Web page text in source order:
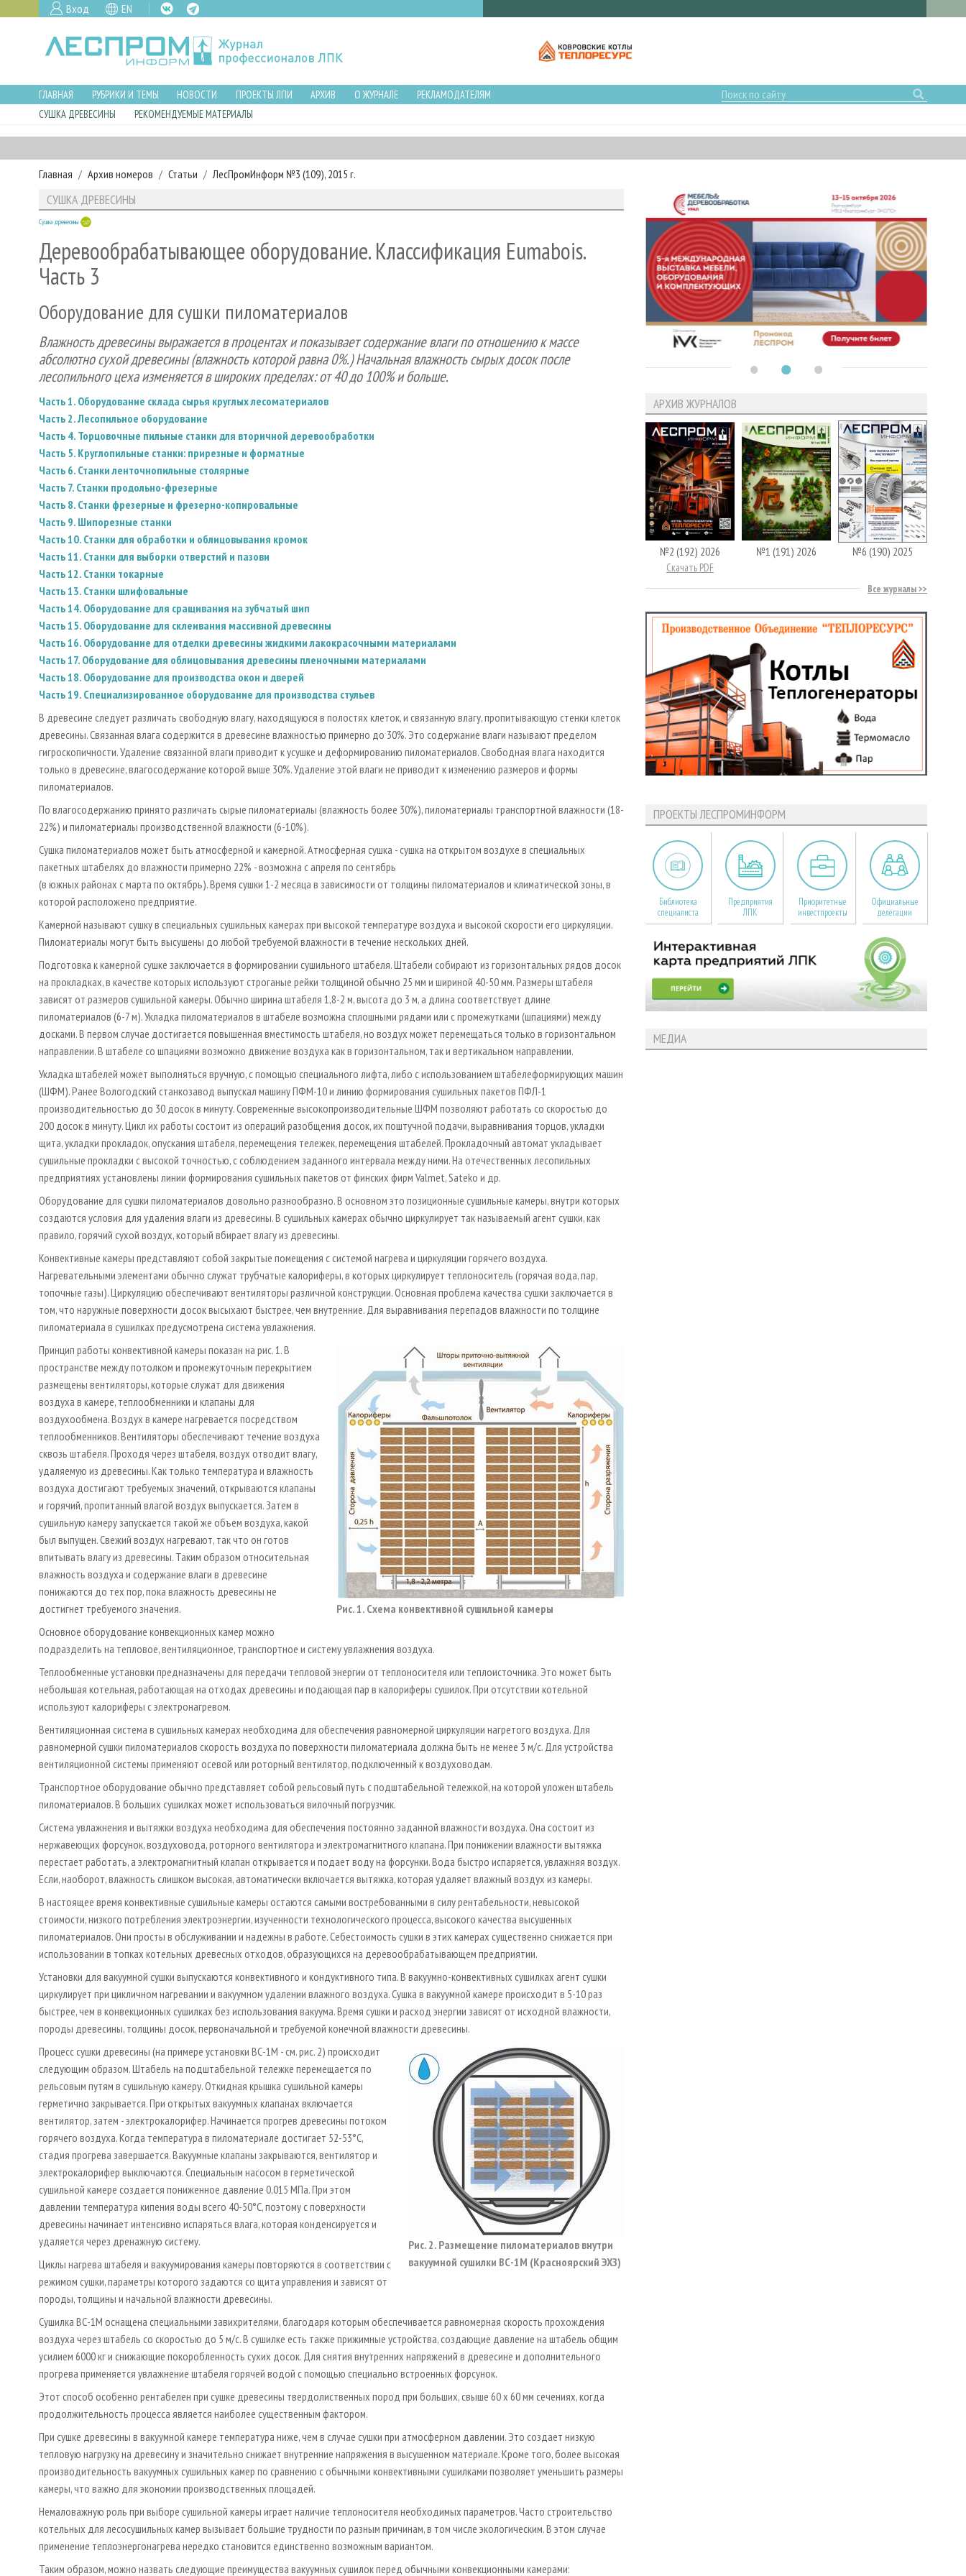
Вход EN
ГЛАВНАЯ РУБРИКИ И ТЕМЫ НОВОСТИ ПРОЕКТЫ ЛПИ АРХИВ О ЖУРНАЛЕ
РЕКЛАМОДАТЕЛЯМ
СУШКА ДРЕВЕСИНЫ
РЕКОМЕНДУЕМЫЕ МАТЕРИАЛЫ
Главная Архив номеров Статьи ЛесПромИнформ №3 (109), 2015 г.
СУШКА ДРЕВЕСИНЫ
Сушка древесины
Деревообрабатывающее оборудование. Классификация Eumabois.
Часть 3
Оборудование для сушки пиломатериалов
Влажность древесины выражается в процентах и показывает содержание влаги по отношению к массе
абсолютно сухой древесины (влажность которой равна 0%.) Начальная влажность сырых досок после
лесопильного цеха изменяется в широких пределах: от 40 до 100% и больше.
Часть 1. Оборудование склада сырья круглых лесоматериалов
Часть 2. Лесопильное оборудование
Часть 4. Торцовочные пильные станки для вторичной деревообработки
Часть 5. Круглопильные станки: прирезные и форматные
Часть 6. Станки ленточнопильные столярные
Часть 7. Станки продольно-фрезерные
Часть 8. Станки фрезерные и фрезерно-копировальные
Часть 9. Шипорезные станки
Часть 10. Станки для обработки и облицовывания кромок
Часть 11. Станки для выборки отверстий и пазови
Часть 12. Станки токарные
Часть 13. Станки шлифовальные
Часть 14. Оборудование для сращивания на зубчатый шип
Часть 15. Оборудование для склеивания массивной древесины
Часть 16. Оборудование для отделки древесины жидкими лакокрасочными материалами
Часть 17. Оборудование для облицовывания древесины пленочными материалами
Часть 18. Оборудование для производства окон и дверей
Часть 19. Специализированное оборудование для производства стульев
В древесине следует различать свободную влагу, находящуюся в полостях клеток, и связанную влагу, пропитывающую стенки клеток
древесины. Связанная влага содержится в древесине влажностью примерно до 30%. Это содержание влаги называют пределом
гигроскопичности. Удаление связанной влаги приводит к усушке и деформированию пиломатериалов. Свободная влага находится
только в древесине, влагосодержание которой выше 30%. Удаление этой влаги не приводит к изменению размеров и формы
пиломатериалов.
По влагосодержанию принято различать сырые пиломатериалы (влажность более 30%), пиломатериалы транспортной влажности (18-
22%) и пиломатериалы производственной влажности (6-10%).
Сушка пиломатериалов может быть атмосферной и камерной. Атмосферная сушка - сушка на открытом воздухе в специальных
пакетных штабелях до влажности примерно 22% - возможна с апреля по сентябрь
(в южных районах с марта по октябрь). Время сушки 1-2 месяца в зависимости от толщины пиломатериалов и климатической зоны, в
которой расположено предприятие.
Камерной называют сушку в специальных сушильных камерах при высокой температуре воздуха и высокой скорости его циркуляции.
Пиломатериалы могут быть высушены до любой требуемой влажности в течение нескольких дней.
Подготовка к камерной сушке заключается в формировании сушильного штабеля. Штабели собирают из горизонтальных рядов досок
на прокладках, в качестве которых используют строганые рейки толщиной обычно 25 мм и шириной 40-50 мм. Размеры штабеля
зависят от размеров сушильной камеры. Обычно ширина штабеля 1,8-2 м, высота до 3 м, а длина соответствует длине
пиломатериалов (6-7 м). Укладка пиломатериалов в штабеле возможна сплошными рядами или с промежутками (шпациями) между
досками. В первом случае достигается повышенная вместимость штабеля, но воздух может перемещаться только в горизонтальном
направлении. В штабеле со шпациями возможно движение воздуха как в горизонтальном, так и вертикальном направлении.
Укладка штабелей может выполняться вручную, с помощью специального лифта, либо с использованием штабелеформирующих машин
(ШФМ). Ранее Вологодский станкозавод выпускал машину ПФМ-10 и линию формирования сушильных пакетов ПФЛ-1
производительностью до 30 досок в минуту. Современные высокопроизводительные ШФМ позволяют работать со скоростью до
200 досок в минуту. Цикл их работы состоит из операций разобщения досок, их поштучной подачи, выравнивания торцов, укладки
щита, укладки прокладок, опускания штабеля, перемещения тележек, перемещения штабелей. Прокладочный автомат укладывает
сушильные прокладки с высокой точностью, с соблюдением заданного интервала между ними. На отечественных лесопильных
предприятиях установлены линии формирования сушильных пакетов от финских фирм Valmet, Sateko и др.
Оборудование для сушки пиломатериалов довольно разнообразно. В основном это позиционные сушильные камеры, внутри которых
создаются условия для удаления влаги из древесины. В сушильных камерах обычно циркулирует так называемый агент сушки, как
правило, горячий сухой воздух, который вбирает влагу из древесины.
Конвективные камеры представляют собой закрытые помещения с системой нагрева и циркуляции горячего воздуха.
Нагревательными элементами обычно служат трубчатые калориферы, в которых циркулирует теплоноситель (горячая вода, пар,
топочные газы). Циркуляцию обеспечивают вентиляторы различной конструкции. Основная проблема качества сушки заключается в
том, что наружные поверхности досок высыхают быстрее, чем внутренние. Для выравнивания перепадов влажности по толщине
пиломатериала в сушилках предусмотрена система увлажнения.
Рис. 1. Схема конвективной сушильной камеры
Принцип работы конвективной камеры показан на рис. 1. В
пространстве между потолком и промежуточным перекрытием
размещены вентиляторы, которые служат для движения
воздуха в камере, теплообменники и клапаны для
воздухообмена. Воздух в камере нагревается посредством
теплообменников. Вентиляторы обеспечивают течение воздуха
сквозь штабеля. Проходя через штабеля, воздух отводит влагу,
удаляемую из древесины. Как только температура и влажность
воздуха достигают требуемых значений, открываются клапаны
и горячий, пропитанный влагой воздух выпускается. Затем в
сушильную камеру запускается такой же объем воздуха, какой
был выпущен. Свежий воздух нагревают, так что он готов
впитывать влагу из древесины. Таким образом относительная
влажность воздуха и содержание влаги в древесине
понижаются до тех пор, пока влажность древесины не
достигнет требуемого значения.
Основное оборудование конвекционных камер можно
подразделить на тепловое, вентиляционное, транспортное и систему увлажнения воздуха.
Теплообменные установки предназначены для передачи тепловой энергии от теплоносителя или теплоисточника. Это может быть
небольшая котельная, работающая на отходах древесины и подающая пар в калориферы сушилок. При отсутствии котельной
используют калориферы с электронагревом.
Вентиляционная система в сушильных камерах необходима для обеспечения равномерной циркуляции нагретого воздуха. Для
равномерной сушки пиломатериалов скорость воздуха по поверхности пиломатериала должна быть не менее 3 м/с. Для устройства
вентиляционной системы применяют осевой или роторный вентилятор, подключенный к воздуховодам.
Транспортное оборудование обычно представляет собой рельсовый путь с подштабельной тележкой, на которой уложен штабель
пиломатериалов. В больших сушилках может использоваться вилочный погрузчик.
Система увлажнения и вытяжки воздуха необходима для обеспечения постоянно заданной влажности воздуха. Она состоит из
нержавеющих форсунок, воздуховода, роторного вентилятора и электромагнитного клапана. При понижении влажности вытяжка
перестает работать, а электромагнитный клапан открывается и подает воду на форсунки. Вода быстро испаряется, увлажняя воздух.
Если, наоборот, влажность слишком высокая, автоматически включается вытяжка, которая удаляет влажный воздух из камеры.
В настоящее время конвективные сушильные камеры остаются самыми востребованными в силу рентабельности, невысокой
стоимости, низкого потребления электроэнергии, изученности технологического процесса, высокого качества высушенных
пиломатериалов. Они просты в обслуживании и надежны в работе. Себестоимость сушки в этих камерах существенно снижается при
использовании в топках котельных древесных отходов, образующихся на деревообрабатывающем предприятии.
Установки для вакуумной сушки выпускаются конвективного и кондуктивного типа. В вакуумно-конвективных сушилках агент сушки
циркулирует при цикличном нагревании и вакуумном удалении влажного воздуха. Сушка в вакуумной камере происходит в 5-10 раз
быстрее, чем в конвекционных сушилках без использования вакуума. Время сушки и расход энергии зависят от исходной влажности,
породы древесины, толщины досок, первоначальной и требуемой конечной влажности древесины.
Рис. 2. Размещение пиломатериалов внутри
вакуумной сушилки ВС-1М (Красноярский ЭХЗ)
Процесс сушки древесины (на примере установки ВС-1М - см. рис. 2) происходит
следующим образом. Штабель на подштабельной тележке перемещается по
рельсовым путям в сушильную камеру. Откидная крышка сушильной камеры
герметично закрывается. При открытых вакуумных клапанах включается
вентилятор, затем - электрокалорифер. Начинается прогрев древесины потоком
горячего воздуха. Когда температура в пиломатериале достигает 52-53°С,
стадия прогрева завершается. Вакуумные клапаны закрываются, вентилятор и
электрокалорифер выключаются. Специальным насосом в герметической
сушильной камере создается пониженное давление 0,015 МПа. При этом
давлении температура кипения воды всего 40-50°С, поэтому с поверхности
древесины начинает интенсивно испаряться влага, которая конденсируется и
удаляется через дренажную систему.
Циклы нагрева штабеля и вакуумирования камеры повторяются в соответствии с
режимом сушки, параметры которого задаются со щита управления и зависят от
породы, толщины и начальной влажности древесины.
Сушилка ВС-1М оснащена специальными завихрителями, благодаря которым обеспечивается равномерная скорость прохождения
воздуха через штабель со скоростью до 5 м/с. В сушилке есть также прижимные устройства, создающие давление на штабель общим
усилием 6000 кг и снижающие покоробленность сухих досок. Для снятия внутренних напряжений в древесине и дополнительного
прогрева применяется увлажнение штабеля горячей водой с помощью специально встроенных форсунок.
Этот способ особенно рентабелен при сушке древесины твердолиственных пород при больших, свыше 60 х 60 мм сечениях, когда
продолжительность процесса является наиболее существенным фактором.
При сушке древесины в вакуумной камере температура ниже, чем в случае сушки при атмосферном давлении. Это создает низкую
тепловую нагрузку на древесину и значительно снижает внутренние напряжения в высушенном материале. Кроме того, более высокая
производительность вакуумных сушильных камер по сравнению с обычными конвективными сушилками позволяет уменьшить размеры
камеры, что важно для экономии производственных площадей.
Немаловажную роль при выборе сушильной камеры играет наличие теплоносителя необходимых параметров. Часто строительство
котельных для лесосушильных камер вызывает большие трудности по разным причинам, в том числе экологическим. В этом случае
применение теплоэнергонагрева нередко становится единственно возможным вариантом.
Таким образом, можно назвать следующие преимущества вакуумных сушилок перед обычными конвекционными камерами:
АРХИВ ЖУРНАЛОВ
№2 (192) 2026
Скачать PDF
№1 (191) 2026 №6 (190) 2025
Все журналы
ПРОЕКТЫ ЛЕСПРОМИНФОРМ
Библиотека
специалиста
Предприятия
ЛПК
Приоритетные
инвестпроекты
Официальные
делегации
МЕДИА